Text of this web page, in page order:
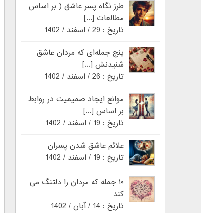
طرز نگاه پسر عاشق ( بر اساس
مطالعات [...]
تاریخ : 29 / اسفند / 1402
پنج جمله‌ای که مردان عاشق
شنیدنش [...]
تاریخ : 26 / اسفند / 1402
موانع ایجاد صمیمیت در روابط
بر اساس [...]
تاریخ : 19 / اسفند / 1402
علائم عاشق شدن پسران
تاریخ : 19 / اسفند / 1402
۱۰ جمله که مردان را دلتنگ می
کند
تاریخ : 14 / آبان / 1402